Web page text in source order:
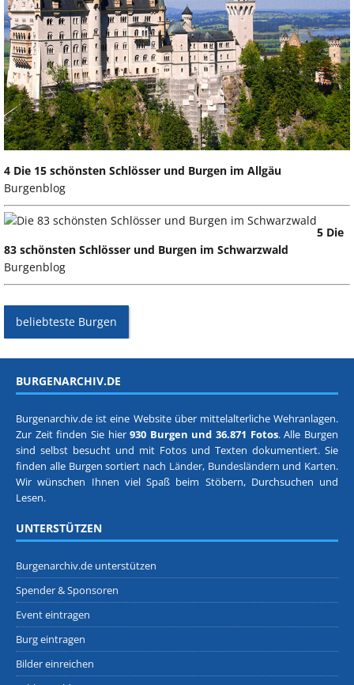
4 Die 15 schönsten Schlösser und Burgen im Allgäu
Burgenblog
5 Die
83 schönsten Schlösser und Burgen im Schwarzwald
Burgenblog
beliebteste Burgen
BURGENARCHIV.DE
Burgenarchiv.de ist eine Website über mittelalterliche Wehranlagen.
Zur Zeit finden Sie hier930 Burgen und 36.871 Fotos. Alle Burgen
sind selbst besucht und mit Fotos und Texten dokumentiert. Sie
finden alle Burgen sortiert nach Länder, Bundesländern und Karten.
Wir wünschen Ihnen viel Spaß beim Stöbern, Durchsuchen und
Lesen.
UNTERSTÜTZEN
Burgenarchiv.de unterstützen
Spender & Sponsoren
Event eintragen
Burg eintragen
Bilder einreichen